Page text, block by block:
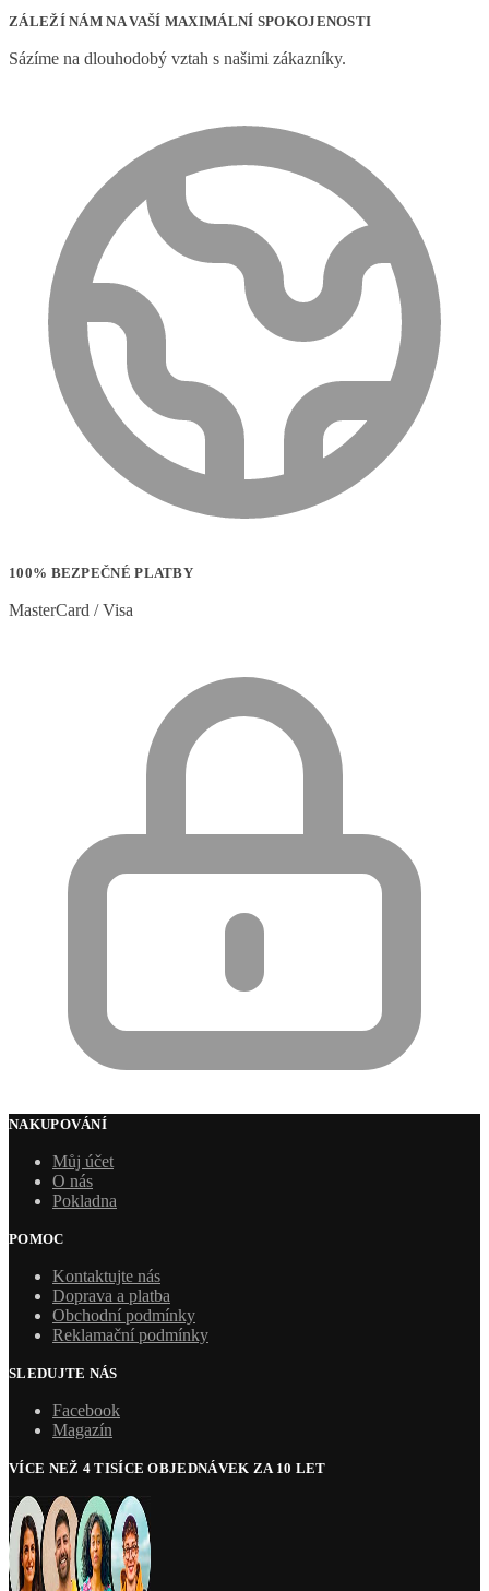
ZÁLEŽÍ NÁM NA VAŠÍ MAXIMÁLNÍ SPOKOJENOSTI
Sázíme na dlouhodobý vztah s našimi zákazníky.
100% BEZPEČNÉ PLATBY
MasterCard / Visa
NAKUPOVÁNÍ
Můj účet
O nás
Pokladna
POMOC
Kontaktujte nás
Doprava a platba
Obchodní podmínky
Reklamační podmínky
SLEDUJTE NÁS
Facebook
Magazín
VÍCE NEŽ 4 TISÍCE OBJEDNÁVEK ZA 10 LET